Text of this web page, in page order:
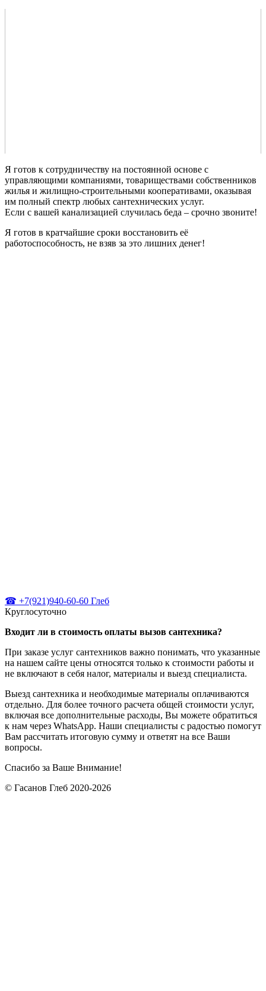
Я готов к сотрудничеству на постоянной основе с
управляющими компаниями, товариществами собственников
жилья и жилищно-строительными кооперативами, оказывая
им полный спектр любых сантехнических услуг.
Если с вашей канализацией случилась беда – срочно звоните!
Я готов в кратчайшие сроки восстановить её
работоспособность, не взяв за это лишних денег!
☎ +7(921)940-60-60 Глеб
Круглосуточно
Входит ли в стоимость оплаты вызов сантехника?
При заказе услуг сантехников важно понимать, что указанные
на нашем сайте цены относятся только к стоимости работы и
не включают в себя налог, материалы и выезд специалиста.
Выезд сантехника и необходимые материалы оплачиваются
отдельно. Для более точного расчета общей стоимости услуг,
включая все дополнительные расходы, Вы можете обратиться
к нам через WhatsApp. Наши специалисты с радостью помогут
Вам рассчитать итоговую сумму и ответят на все Ваши
вопросы.
Спасибо за Ваше Внимание!
© Гасанов Глеб 2020-2026